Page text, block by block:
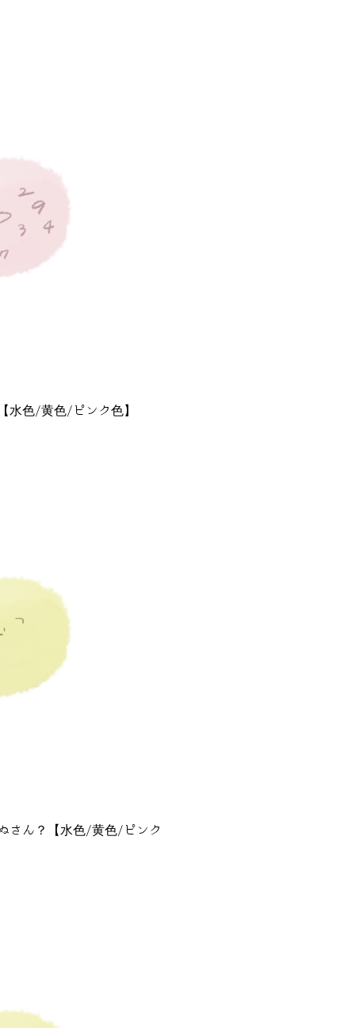
水色/黄色/ピンク色】
さん？【水色/黄色/ピンク